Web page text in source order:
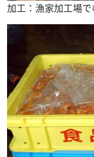
加工：漁家加工場で